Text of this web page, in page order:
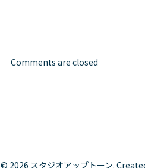
Comments are closed
© 2026 スタジオアップトーン.